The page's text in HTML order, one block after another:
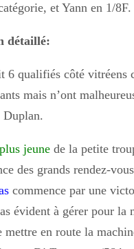
et Yann en 1/8F.
détaillé:
6 qualifiés côté vitréens
mais n’ont
Duplan.
jeune de la petite
des grands rendez-
commence par une
évident à gérer pour la
mettre en route la